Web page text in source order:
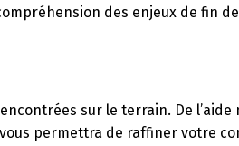
des enjeux de fin
sur le terrain. De
permettra de raffiner votre